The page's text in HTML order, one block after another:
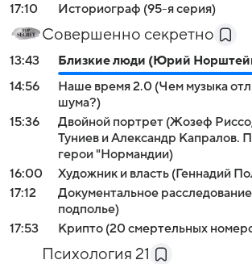
17:10
Историограф (95-я серия)
Совершенно секретно
13:43
Близкие люди (Юрий
14:56
Наше время 2.0 (Чем музыка
шума?)
15:36
Двойной портрет (Жозеф
Туниев и Александр Капралов.
герои "Нормандии)
16:00
Художник и власть (Геннадий
17:12
Документальное
подполье)
17:53
Крипто (20 смертельных
Психология 21